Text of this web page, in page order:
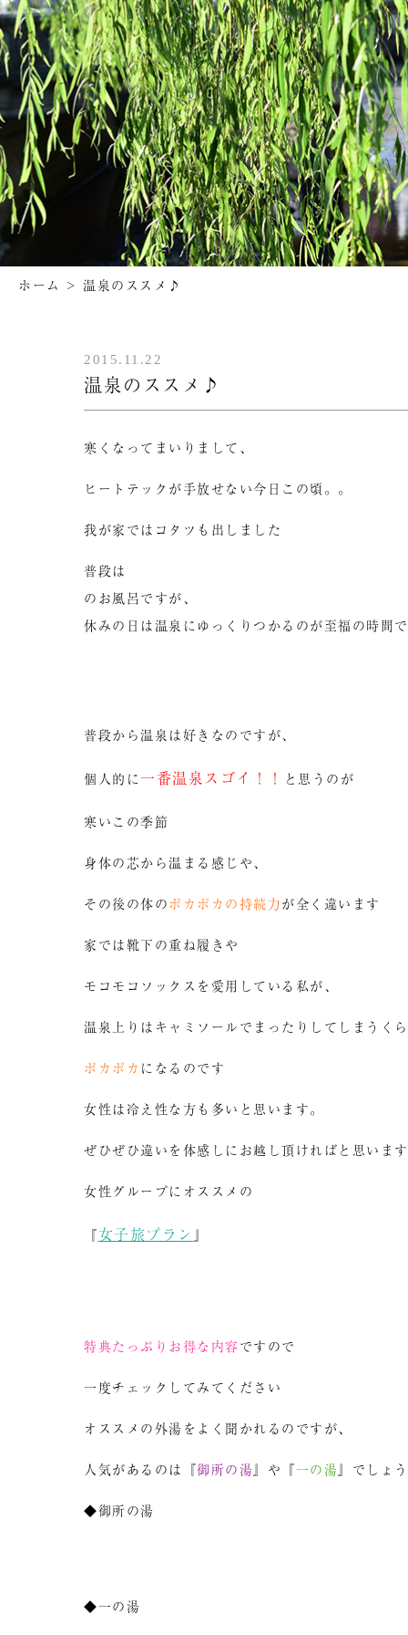
ホーム > 温泉のススメ♪
2015.11.22
温泉のススメ♪
寒くなってまいりまして、
ヒートテックが手放せない今日この頃。。
我が家ではコタツも出しました
普段は
のお風呂ですが、
休みの日は温泉にゆっくりつかるのが至福の時間
普段から温泉は好きなのですが、
個人的に一番温泉スゴイ！！ と思うのが
寒いこの季節
身体の芯から温まる感じや、
その後の体のポカポカの持続力が全く違います
家では靴下の重ね履きや
モコモコソックスを愛用している私が、
温泉上りはキャミソールでまったりしてしまうく
ポカポカ になるのです
女性は冷え性な方も多いと思います。
ぜひぜひ違いを体感しにお越し頂ければと思います
女性グループにオススメの
『女子旅プラン 』
特典たっぷりお得な内容ですので
一度チェックしてみてください
オススメの外湯をよく聞かれるのですが、
人気があるのは『御所の湯 』や『一の湯 』でしょ
◆御所の湯
◆一の湯